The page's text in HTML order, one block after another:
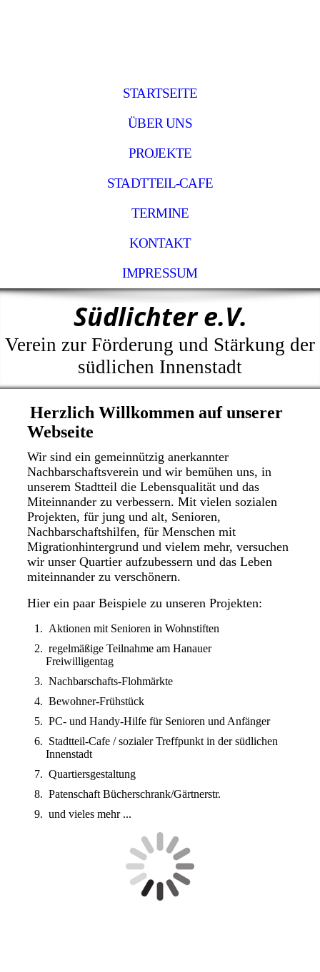
STARTSEITE
ÜBER UNS
PROJEKTE
STADTTEIL-CAFE
TERMINE
KONTAKT
IMPRESSUM
Südlichter e.V.
Verein zur Förderung und Stärkung der
südlichen Innenstadt
Herzlich Willkommen auf unserer
Webseite
Wir sind ein gemeinnützig anerkannter
Nachbarschaftsverein und wir bemühen uns, in
unserem Stadtteil die Lebensqualität und das
Miteinnander zu verbessern. Mit vielen sozialen
Projekten, für jung und alt, Senioren,
Nachbarschaftshilfen, für Menschen mit
Migrationhintergrund und vielem mehr, versuchen
wir unser Quartier aufzubessern und das Leben
miteinnander zu verschönern.
Hier ein paar Beispiele zu unseren Projekten:
Aktionen mit Senioren in Wohnstiften
regelmäßige Teilnahme am Hanauer
Freiwilligentag
Nachbarschafts-Flohmärkte
Bewohner-Frühstück
PC- und Handy-Hilfe für Senioren und Anfänger
Stadtteil-Cafe / sozialer Treffpunkt in der südlichen
Innenstadt
Quartiersgestaltung
Patenschaft Bücherschrank/Gärtnerstr.
und vieles mehr ...